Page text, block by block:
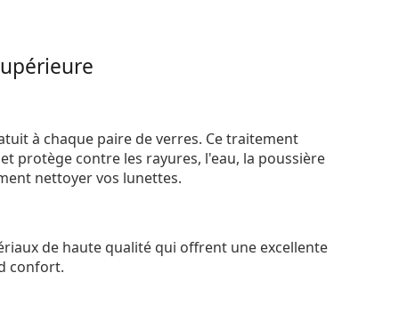
à chaque paire de verres. Ce traitement
protège contre les rayures, l'eau, la poussière
nettoyer vos lunettes.
de haute qualité qui offrent une excellente
confort.